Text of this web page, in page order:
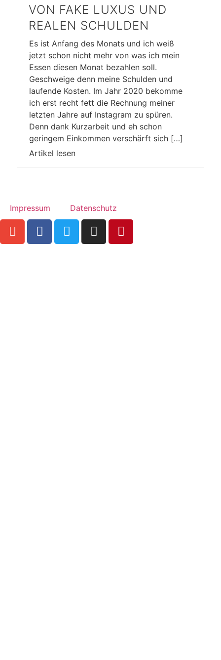
VON FAKE LUXUS UND
REALEN SCHULDEN
Es ist Anfang des Monats und ich weiß
jetzt schon nicht mehr von was ich mein
Essen diesen Monat bezahlen soll.
Geschweige denn meine Schulden und
laufende Kosten. Im Jahr 2020 bekomme
ich erst recht fett die Rechnung meiner
letzten Jahre auf Instagram zu spüren.
Denn dank Kurzarbeit und eh schon
geringem Einkommen verschärft sich […]
Artikel lesen
Impressum Datenschutz